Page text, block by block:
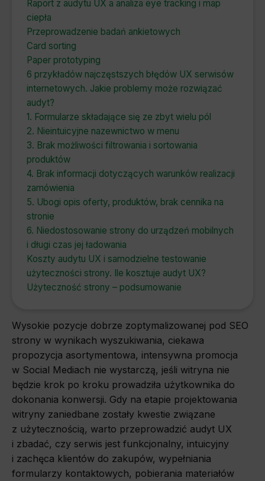
Raport z audytu UX a analiza eye tracking i map
ciepła
Przeprowadzenie badań ankietowych
Card sorting
Paper prototyping
6 przykładów najczęstszych błędów UX serwisów
internetowych. Jakie problemy może rozwiązać
audyt?
1. Formularze składające się ze zbyt wielu pól
2. Nieintuicyjne nazewnictwo w menu
3. Brak możliwości filtrowania i sortowania
produktów
4. Brak informacji dotyczących warunków realizacji
zamówienia
5. Ubogi opis oferty, produktów, brak cennika na
stronie
6. Niedostosowanie strony do urządzeń mobilnych
i długi czas jej ładowania
Koszty audytu UX i samodzielne testowanie
użyteczności strony. Ile kosztuje audyt UX?
Użyteczność strony – podsumowanie
Wysokie pozycje dobrze zoptymalizowanej pod SEO
strony w wynikach wyszukiwania, ciekawa
propozycja asortymentowa, intensywna promocja
w Social Mediach nie wystarczą, jeśli witryna nie
będzie krok po kroku prowadziła użytkownika do
dokonania konwersji. Gdy na etapie projektowania
witryny zaniedbane zostały kwestie związane
z użytecznością, warto przeprowadzić audyt UX
i zbadać, czy serwis jest funkcjonalny, intuicyjny
i zachęca klientów do zakupów, wypełniania
formularzy kontaktowych, pobierania materiałów